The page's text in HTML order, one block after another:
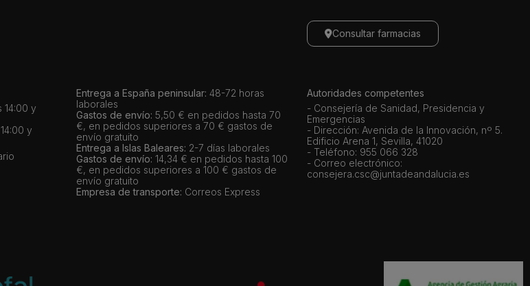
Consultar farmacias
14:00 y
y
Entrega a España peninsular: 48-72 horas
laborales
Gastos de envío: 5,50 € en pedidos hasta 70
€, en pedidos superiores a 70 € gastos de
envío gratuito
Entrega a Islas Baleares: 2-7 días laborales
Gastos de envío: 14,34 € en pedidos hasta 100
€, en pedidos superiores a 100 € gastos de
envío gratuito
Empresa de transporte: Correos Express
Autoridades competentes
- Consejería de Sanidad, Presidencia y
Emergencias
- Dirección: Avenida de la Innovación, nº 5.
Edificio Arena 1, Sevilla, 41020
- Teléfono: 955 066 328
- Correo electrónico:
consejera.csc@juntadeandalucia.es